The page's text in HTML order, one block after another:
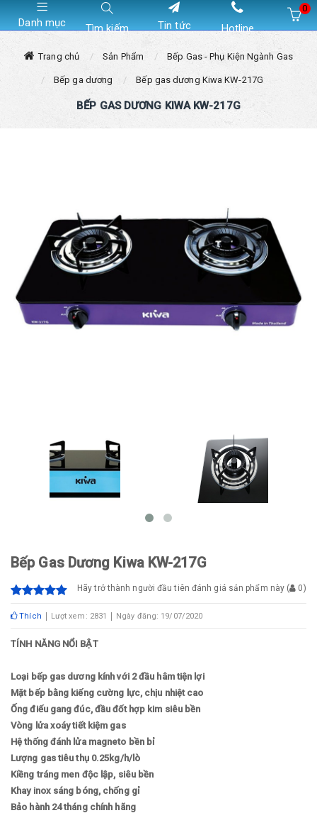
Danh mục Tìm kiếm Tin tức Hotline
0
Trang chủ Sản Phẩm Bếp Gas - Phụ Kiện Ngành Gas
Bếp ga dương Bếp gas dương Kiwa KW-217G
BẾP GAS DƯƠNG KIWA KW-217G
Bếp Gas Dương Kiwa KW-217G
Hãy trở thành người đầu tiên đánh giá sản phẩm này ( 0)
Thích Lượt xem: 2831 Ngày đăng: 19/07/2020
TÍNH NĂNG NỔI BẬT
Loại bếp gas dương kính với 2 đầu hâm tiện lợi
Mặt bếp bằng kiếng cường lực, chịu nhiệt cao
Ống điếu gang đúc, đầu đốt hợp kim siêu bền
Vòng lửa xoáy tiết kiệm gas
Hệ thống đánh lửa magneto bền bỉ
Lượng gas tiêu thụ 0.25kg/h/lò
Kiềng tráng men độc lập, siêu bền
Khay inox sáng bóng, chống gỉ
Bảo hành 24 tháng chính hãng